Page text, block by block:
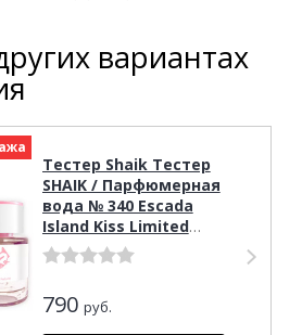
вариантах
Тестер Shaik Тестер
SHAIK / Парфюмерная
вода № 340 Escada
Island Kiss Limited
Edition 25 мл
790 руб.